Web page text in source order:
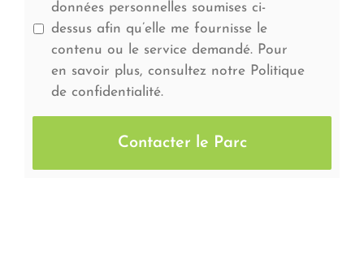
données personnelles soumises ci-
dessus afin qu’elle me fournisse le
contenu ou le service demandé. Pour
en savoir plus, consultez notre Politique
de confidentialité.